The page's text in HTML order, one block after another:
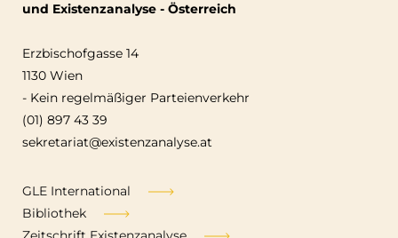
und Existenzanalyse - Österreich
Erzbischofgasse 14
1130 Wien
- Kein regelmäßiger Parteienverkehr
(01) 897 43 39
sekretariat@existenzanalyse.at
GLE International
Bibliothek